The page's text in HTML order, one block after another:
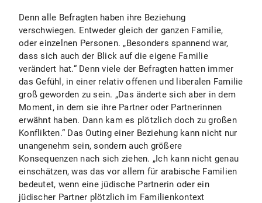
Denn alle Befragten haben ihre Beziehung
verschwiegen. Entweder gleich der ganzen Familie,
oder einzelnen Personen. „Besonders spannend war,
dass sich auch der Blick auf die eigene Familie
verändert hat.“ Denn viele der Befragten hatten immer
das Gefühl, in einer relativ offenen und liberalen Familie
groß geworden zu sein. „Das änderte sich aber in dem
Moment, in dem sie ihre Partner oder Partnerinnen
erwähnt haben. Dann kam es plötzlich doch zu großen
Konflikten.“ Das Outing einer Beziehung kann nicht nur
unangenehm sein, sondern auch größere
Konsequenzen nach sich ziehen. „Ich kann nicht genau
einschätzen, was das vor allem für arabische Familien
bedeutet, wenn eine jüdische Partnerin oder ein
jüdischer Partner plötzlich im Familienkontext